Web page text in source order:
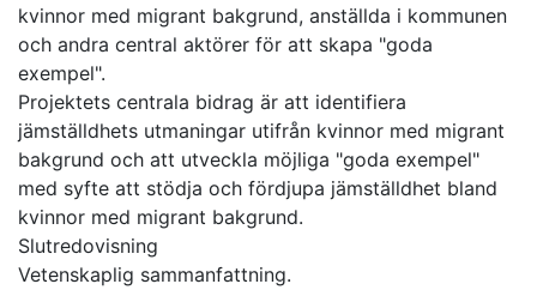
kvinnor med migrant bakgrund, anställda i kommunen
och andra central aktörer för att skapa "goda
exempel".
Projektets centrala bidrag är att identifiera
jämställdhets utmaningar utifrån kvinnor med migrant
bakgrund och att utveckla möjliga "goda exempel"
med syfte att stödja och fördjupa jämställdhet bland
kvinnor med migrant bakgrund.
Slutredovisning
Vetenskaplig sammanfattning.